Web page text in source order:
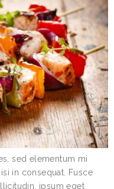
sed elementum mi
in consequat. Fusce
ipsum eget